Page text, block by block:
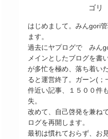
ゴリ
はじめまして。みんgori
ます。
過去にヤプログで みん
メインとしたブログを書
が多忙を極め、落ち着い
ると運営終了。ガーン(
件近い記事、１５００件
失。
改めて、自己啓発を兼ね
ログを再開します。
最初は慣れておらず、お